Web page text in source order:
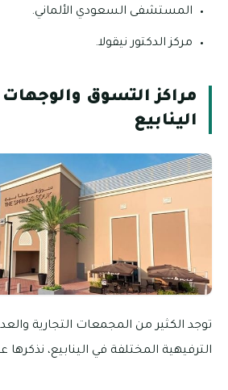
المستشفى السعودي الألماني.
مركز الدكتور نيقولا.
مراكز التسوق والوجهات
الينابيع
توجد الكثير من المجمعات التجارية
الترفيهية المختلفة في الينابيع، نذكرها